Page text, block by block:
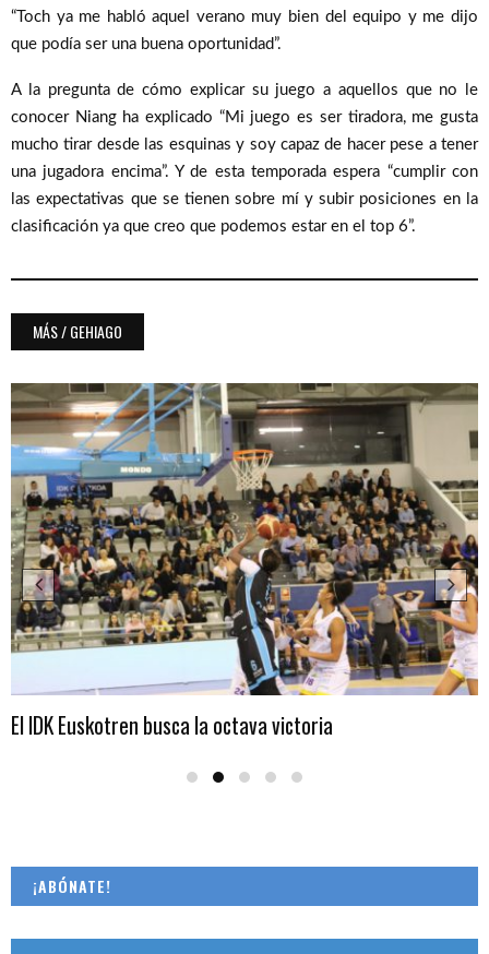
“Toch ya me habló aquel verano muy bien del equipo y me dijo
que podía ser una buena oportunidad”.
A la pregunta de cómo explicar su juego a aquellos que no le
conocer Niang ha explicado “Mi juego es ser tiradora, me gusta
mucho tirar desde las esquinas y soy capaz de hacer pese a tener
una jugadora encima”. Y de esta temporada espera “cumplir con
las expectativas que se tienen sobre mí y subir posiciones en la
clasificación ya que creo que podemos estar en el top 6”.
MÁS / GEHIAGO
El IDK Euskotren busca la octava victoria
¡ABÓNATE!